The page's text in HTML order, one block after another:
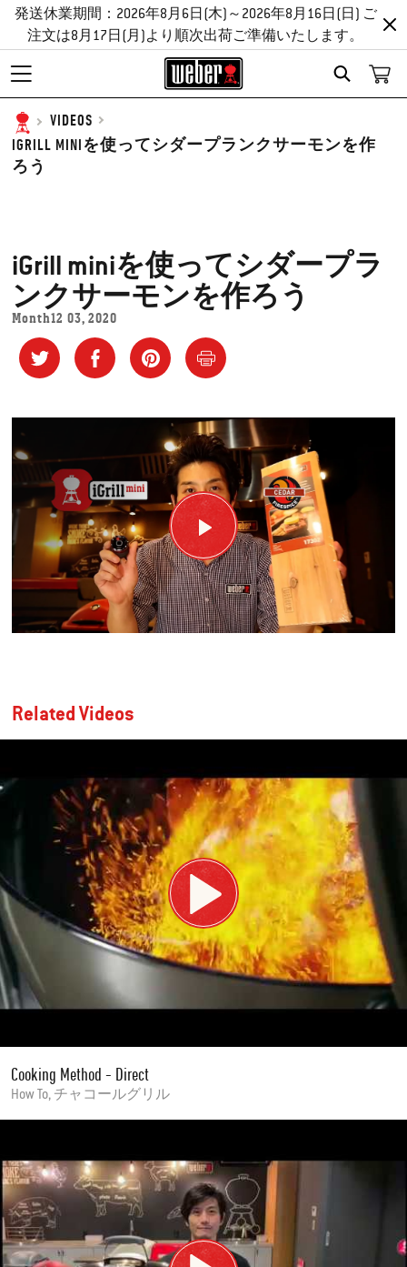
SEARCH
発送休業期間：2026年8月6日(木)～2026年8月16日(日) ご
注文は8月17日(月)より順次出荷ご準備いたします。
VIDEOS
IGRILL MINIを使ってシダープランクサーモンを作
ろう
iGrill miniを使ってシダープラ
ンクサーモンを作ろう
Month12 03, 2020
Related Videos
Cooking Method - Direct
How To, チャコールグリル